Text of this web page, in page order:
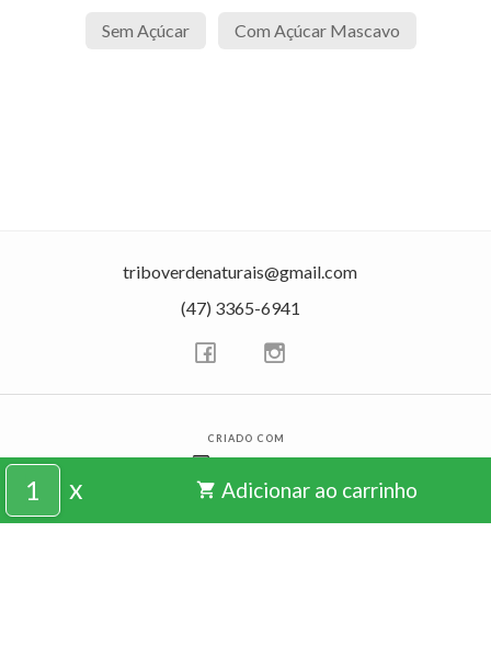
Sem Açúcar Com Açúcar Mascavo
triboverdenaturais@gmail.com
(47) 3365-6941
CRIADO COM
x shopping_cart Adicionar ao carrinho